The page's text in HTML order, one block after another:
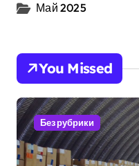
Май 2025
You Missed
Без рубрики